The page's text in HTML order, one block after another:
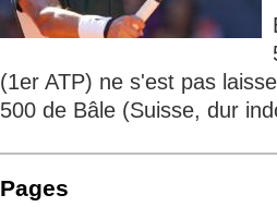
(1er ATP) ne s'est pas
500 de Bâle (Suisse, dur
Pages